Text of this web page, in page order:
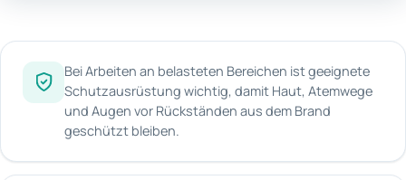
Bei Arbeiten an belasteten Bereichen ist geeignete
Schutzausrüstung wichtig, damit Haut, Atemwege
und Augen vor Rückständen aus dem Brand
geschützt bleiben.